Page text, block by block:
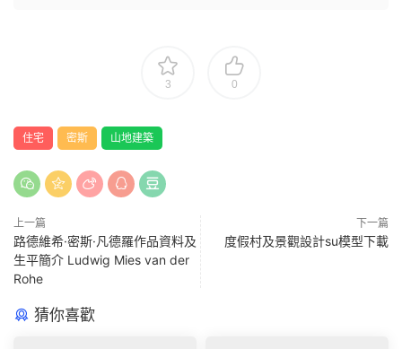
3 0
住宅 密斯 山地建築
上一篇
路德維希·密斯·凡德羅作品資料及
生平簡介 Ludwig Mies van der
Rohe
下一篇
度假村及景觀設計su模型下載
猜你喜歡